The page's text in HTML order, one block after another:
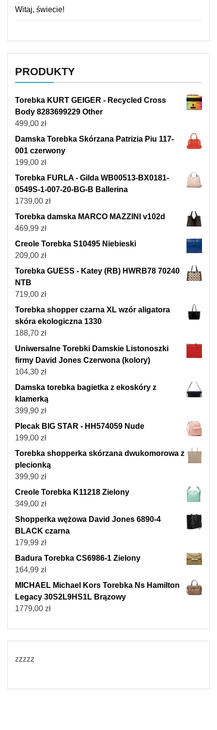
Witaj, świecie!
PRODUKTY
Torebka KURT GEIGER - Recycled Cross
Body 8283699229 Other
499,00 zł
Damska Torebka Skórzana Patrizia Piu 117-
001 czerwony
199,00 zł
Torebka FURLA - Gilda WB00513-BX0181-
0549S-1-007-20-BG-B Ballerina
1739,00 zł
Torebka damska MARCO MAZZINI v102d
469,99 zł
Creole Torebka S10495 Niebieski
209,00 zł
Torebka GUESS - Katey (RB) HWRB78 70240
NTB
719,00 zł
Torebka shopper czarna XL wzór aligatora
skóra ekologiczna 1330
188,70 zł
Uniwersalne Torebki Damskie Listonoszki
firmy David Jones Czerwona (kolory)
104,30 zł
Damska torebka bagietka z ekoskóry z
klamerką
399,90 zł
Plecak BIG STAR - HH574059 Nude
199,00 zł
Torebka shopperka skórzana dwukomorowa z
plecionką
399,90 zł
Creole Torebka K11218 Zielony
349,00 zł
Shopperka wężowa David Jones 6890-4
BLACK czarna
179,99 zł
Badura Torebka CS6986-1 Zielony
164,99 zł
MICHAEL Michael Kors Torebka Ns Hamilton
Legacy 30S2L9HS1L Brązowy
1779,00 zł
zzzzz